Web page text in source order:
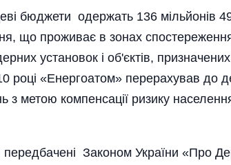
бюджети одержать 136 мільйонів
що проживає в зонах
установок і об'єктів,
році «Енергоатом» перерахував до
з метою компенсації ризику
Законом України «Про